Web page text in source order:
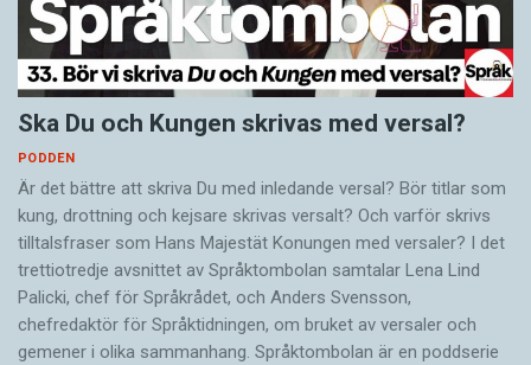
Ska Du och Kungen skrivas med versal?
PODDEN
Är det bättre att skriva Du med inledande versal? Bör titlar som
kung, drottning och kejsare skrivas versalt? Och varför skrivs
tilltalsfraser som Hans Majestät Konungen med versaler? I det
trettiotredje avsnittet av Språktombolan samtalar Lena Lind
Palicki, chef för Språkrådet, och Anders Svensson,
chefredaktör för Språktidningen, om bruket av versaler och
gemener i olika sammanhang. Språktombolan är en poddserie